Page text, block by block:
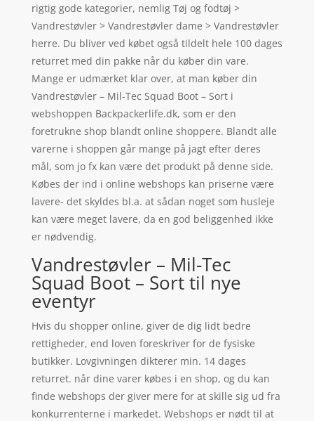
rigtig gode kategorier, nemlig Tøj og fodtøj >
Vandrestøvler > Vandrestøvler dame > Vandrestøvler
herre. Du bliver ved købet også tildelt hele 100 dages
returret med din pakke når du køber din vare.
Mange er udmærket klar over, at man køber din
Vandrestøvler – Mil-Tec Squad Boot – Sort i
webshoppen Backpackerlife.dk, som er den
foretrukne shop blandt online shoppere. Blandt alle
varerne i shoppen går mange på jagt efter deres
mål, som jo fx kan være det produkt på denne side.
Købes der ind i online webshops kan priserne være
lavere- det skyldes bl.a. at sådan noget som husleje
kan være meget lavere, da en god beliggenhed ikke
er nødvendig.
Vandrestøvler – Mil-Tec
Squad Boot – Sort til nye
eventyr
Hvis du shopper online, giver de dig lidt bedre
rettigheder, end loven foreskriver for de fysiske
butikker. Lovgivningen dikterer min. 14 dages
returret. når dine varer købes i en shop, og du kan
finde webshops der giver mere for at skille sig ud fra
konkurrenterne i markedet. Webshops er nødt til at